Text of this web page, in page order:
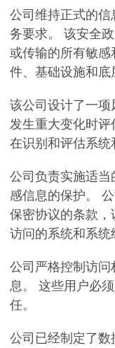
公司维持正式的
务要求。 该安全
或传输的所有敏
件、基础设施和底
该公司设计了一
发生重大变化时
在识别和评估系统
公司负责实施适
感信息的保护。
保密协议的条款
访问的系统和系统
公司严格控制访
息。 这些用户必
任。
公司已经制定了